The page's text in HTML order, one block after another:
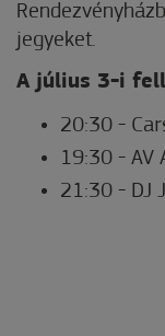
jegyeket.
A július 3-i
20:30 -
19:30 - AV
21:30 - DJ